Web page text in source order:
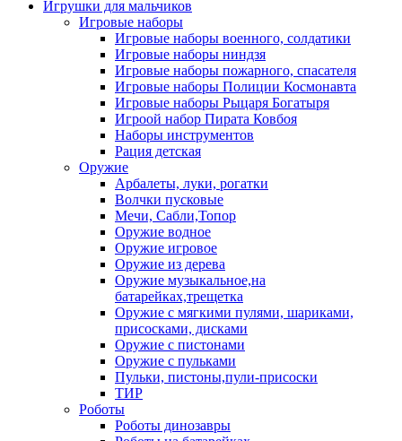
Игрушки для мальчиков
Игровые наборы
Игровые наборы военного, солдатики
Игровые наборы ниндзя
Игровые наборы пожарного, спасателя
Игровые наборы Полиции Космонавта
Игровые наборы Рыцаря Богатыря
Игроой набор Пирата Ковбоя
Наборы инструментов
Рация детская
Оружие
Арбалеты, луки, рогатки
Волчки пусковые
Мечи, Сабли,Топор
Оружие водное
Оружие игровое
Оружие из дерева
Оружие музыкальное,на
батарейках,трещетка
Оружие с мягкими пулями, шариками,
присосками, дисками
Оружие с пистонами
Оружие с пульками
Пульки, пистоны,пули-присоски
ТИР
Роботы
Роботы динозавры